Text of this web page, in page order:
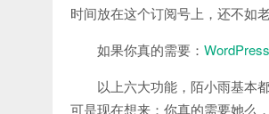
时间放在这个订阅号上，还不如
如果你真的需要：
以上六大功能，陌小雨基本
可是现在想来：你真的需要她么